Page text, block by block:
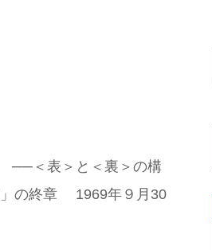
──＜表＞と＜裏＞の構
の終章 1969年９月30